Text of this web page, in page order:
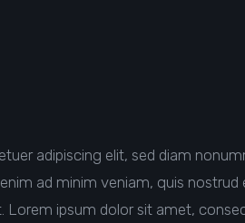
adipiscing elit, sed diam
ad minim veniam, quis
ipsum dolor sit amet,